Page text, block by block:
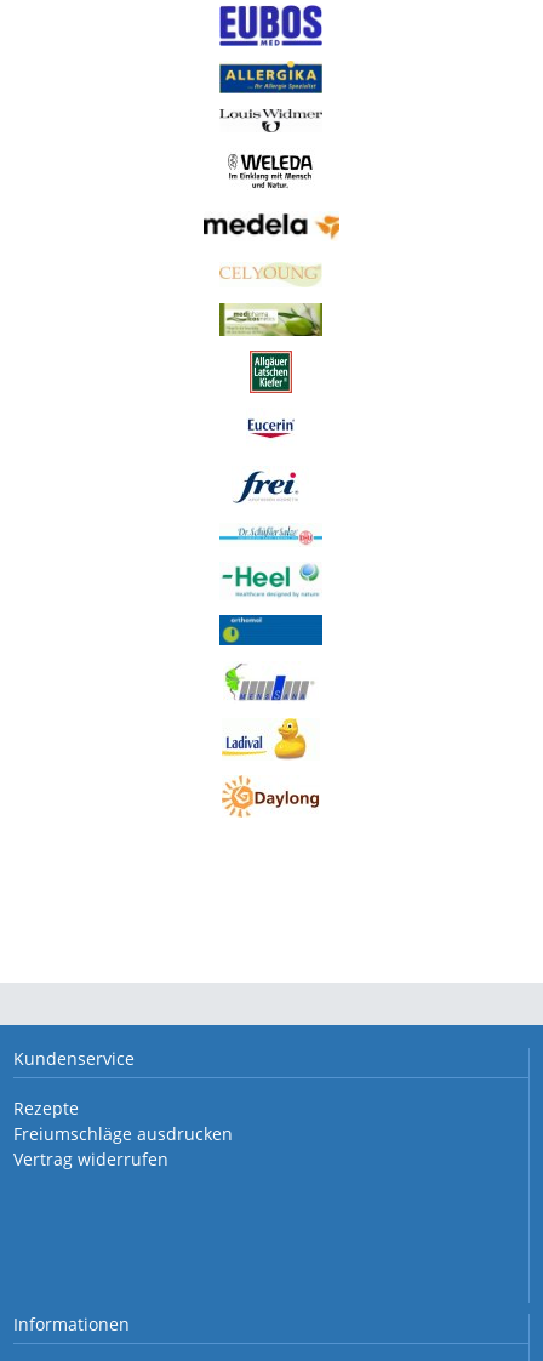
Kundenservice
Rezepte
Freiumschläge ausdrucken
Vertrag widerrufen
Informationen